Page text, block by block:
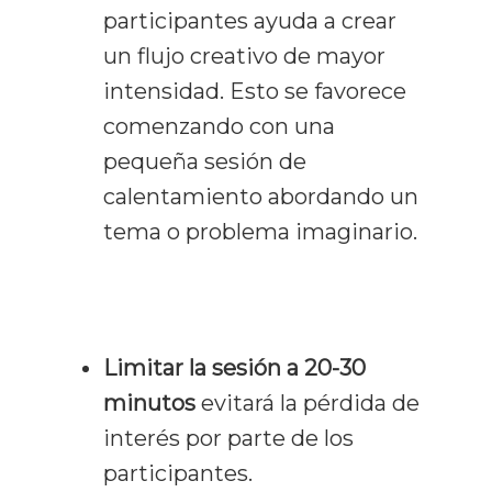
participantes ayuda a crear
un flujo creativo de mayor
intensidad. Esto se favorece
comenzando con una
pequeña sesión de
calentamiento abordando un
tema o problema imaginario.
Limitar la sesión a 20-30
minutos evitará la pérdida de
interés por parte de los
participantes.